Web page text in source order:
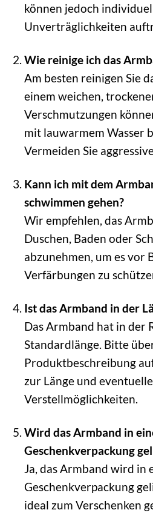
können jedoch
Unverträglichkeiten
Wie reinige ich das
Am besten reinigen Sie
einem weichen,
Verschmutzungen
mit lauwarmem Wasser
Vermeiden Sie
Kann ich mit dem
schwimmen gehen?
Wir empfehlen, das
Duschen, Baden oder
abzunehmen, um es vor
Verfärbungen zu
Ist das Armband in der
Das Armband hat in der
Standardlänge. Bitte
Produktbeschreibung
zur Länge und
Verstellmöglichkeiten.
Wird das Armband in
Geschenkverpackung
Ja, das Armband wird in
Geschenkverpackung
ideal zum Verschenken